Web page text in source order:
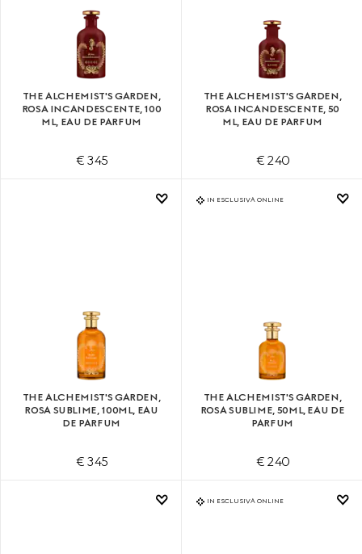
THE ALCHEMIST'S GARDEN,
ROSA INCANDESCENTE, 100
ML, EAU DE PARFUM
€ 345
THE ALCHEMIST'S GARDEN,
ROSA INCANDESCENTE, 50
ML, EAU DE PARFUM
€ 240
THE ALCHEMIST'S GARDEN,
ROSA SUBLIME, 100ML, EAU
DE PARFUM
€ 345
IN ESCLUSIVA ONLINE
THE ALCHEMIST'S GARDEN,
ROSA SUBLIME, 50ML, EAU DE
PARFUM
€ 240
IN ESCLUSIVA ONLINE